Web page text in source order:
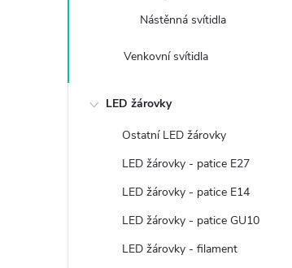
Nástěnná svítidla
Venkovní svítidla
LED žárovky
Ostatní LED žárovky
LED žárovky - patice E27
LED žárovky - patice E14
LED žárovky - patice GU10
LED žárovky - filament